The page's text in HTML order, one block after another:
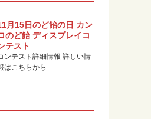
月15日のど飴の日 カン
のど飴 ディスプレイコ
テスト
ンテスト詳細情報 詳しい情
はこちらから